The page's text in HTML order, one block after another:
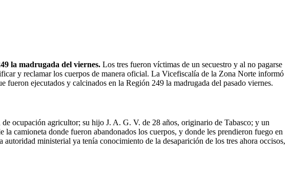
la madrugada del viernes. Los tres fueron víctimas de un secuestro y al no pagarse
y reclamar los cuerpos de manera oficial. La Vicefiscalía de la Zona Norte informó
ejecutados y calcinados en la Región 249 la madrugada del pasado viernes.
ocupación agricultor; su hijo J. A. G. V. de 28 años, originario de Tabasco; y un
camioneta donde fueron abandonados los cuerpos, y donde les prendieron fuego en
ministerial ya tenía conocimiento de la desaparición de los tres ahora occisos,